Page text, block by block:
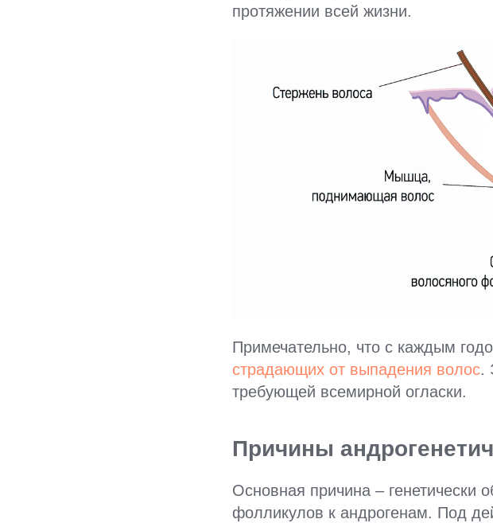
протяжении всей жизни.
Примечательно, что с каждым
страдающих от выпадения волос.
требующей всемирной огласки.
Причины
Основная причина – генетически
фолликулов к андрогенам. Под